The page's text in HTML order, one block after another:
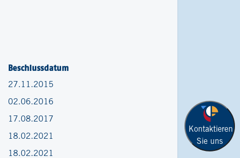
Kontaktieren
Sie uns
Beschlussdatum
27.11.2015
02.06.2016
17.08.2017
18.02.2021
18.02.2021